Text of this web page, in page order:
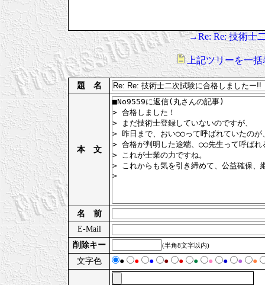
→Re: Re: 技術士
上記ツリーを一括
題 名
本 文
名 前
E-Mail
削除キー
(半角8文字以内)
文字色 ● ● ● ● ● ● ● ● ● ●